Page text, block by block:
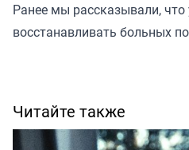
Ранее мы рассказывали,
восстанавливать больных
Читайте также